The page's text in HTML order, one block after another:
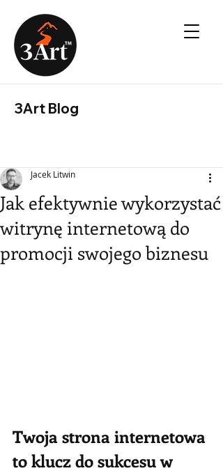
3Art Blog
Jak efektywnie wykorzystać
witrynę internetową do
promocji swojego biznesu
Jacek Litwin
Twoja strona internetowa
to klucz do sukcesu w